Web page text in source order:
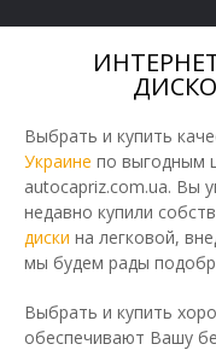
Выбрать и купить
Украине по выгодным
autocapriz.com.ua. Вы
недавно купили
диски на легковой,
мы будем рады
Выбрать и купить
обеспечивают Вашу